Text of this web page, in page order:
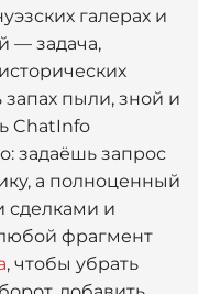
галерах и
— задача,
пыли, зной и
ChatInfo
задаёшь запрос
а полноценный
сделками и
фрагмент
, чтобы убрать